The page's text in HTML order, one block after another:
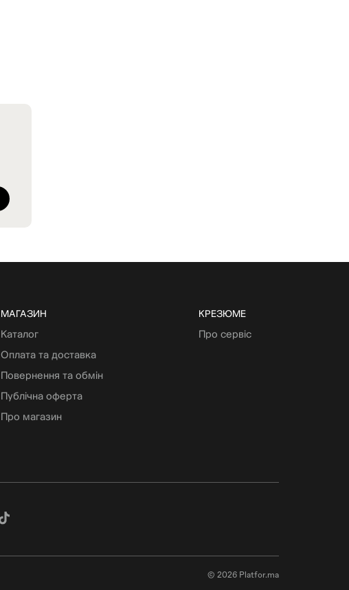
МАГАЗИН
Каталог
Оплата та доставка
Повернення та обмін
Публічна оферта
Про магазин
КРЕЗЮМЕ
Про сервіс
© 2026 Platfor.ma